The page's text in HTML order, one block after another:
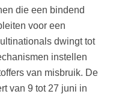
die een bindend
voor een
dwingt tot
instellen
van misbruik. De
van 9 tot 27 juni in